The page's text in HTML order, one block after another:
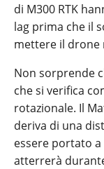
di M300 RTK
lag prima che il
mettere il drone
Non sorprende
che si verifica
rotazionale. Il
deriva di una
essere portato
atterrerà